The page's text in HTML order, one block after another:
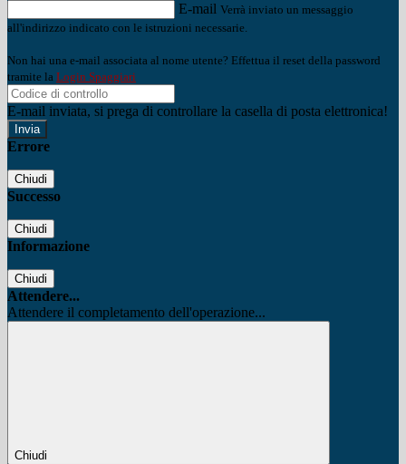
E-mail Verrà inviato un messaggio
all'indirizzo indicato con le istruzioni necessarie.
Non hai una e-mail associata al nome utente? Effettua il reset della password
tramite la Login Spaggiari
E-mail inviata, si prega di controllare la casella di posta elettronica!
Errore
Chiudi
Successo
Chiudi
Informazione
Chiudi
Attendere...
Attendere il completamento dell'operazione...
Chiudi